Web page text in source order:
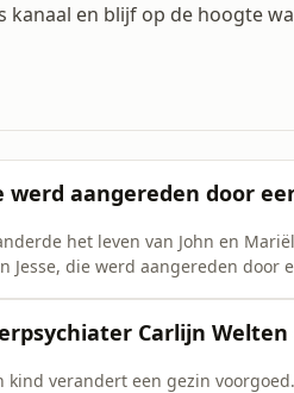
kanaal en blijf op de hoogte
werd aangereden door
het leven van John en
Jesse, die werd aangereden
Carlijn
kind verandert een gezin